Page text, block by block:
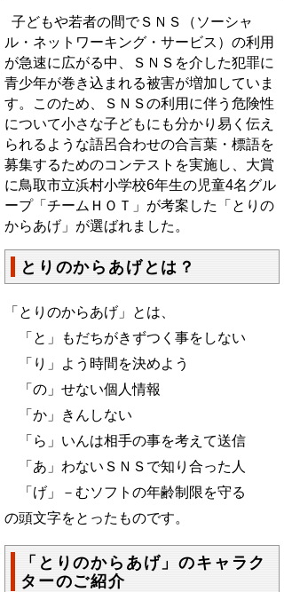
子どもや若者の間でＳＮＳ（ソーシャ
ル・ネットワーキング・サービス）の利用
が急速に広がる中、ＳＮＳを介した犯罪に
青少年が巻き込まれる被害が増加していま
す。このため、ＳＮＳの利用に伴う危険性
について小さな子どもにも分かり易く伝え
られるような語呂合わせの合言葉・標語を
募集するためのコンテストを実施し、大賞
に鳥取市立浜村小学校6年生の児童4名グル
ープ「チームＨＯＴ」が考案した「とりの
からあげ」が選ばれました。
とりのからあげとは？
「とりのからあげ」とは、
「と」もだちがきずつく事をしない
「り」よう時間を決めよう
「の」せない個人情報
「か」きんしない
「ら」いんは相手の事を考えて送信
「あ」わないＳＮＳで知り合った人
「げ」－むソフトの年齢制限を守る
の頭文字をとったものです。
「とりのからあげ」のキャラク
ターのご紹介